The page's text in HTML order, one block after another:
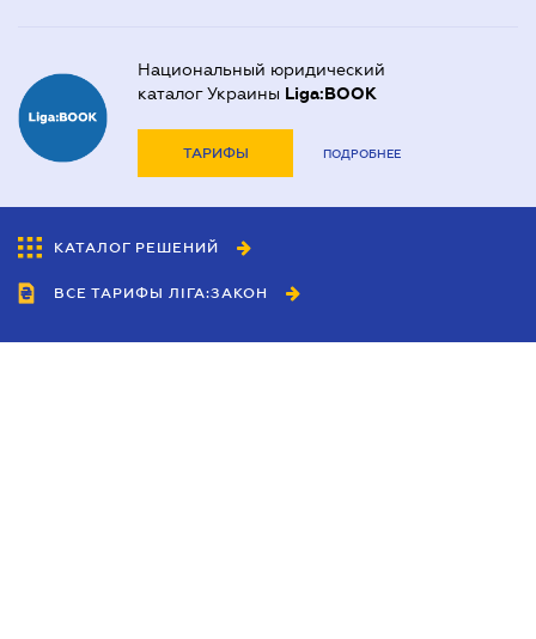
Национальный юридический
каталог Украины Liga:BOOK
ТАРИФЫ ПОДРОБНЕЕ
КАТАЛОГ РЕШЕНИЙ
ВСЕ ТАРИФЫ ЛІГА:ЗАКОН